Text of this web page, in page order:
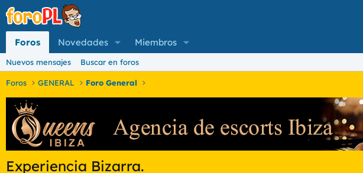
Foros Novedades Miembros
Nuevos mensajes Buscar en foros
Foros GENERAL Foro General
Experiencia Bizarra.